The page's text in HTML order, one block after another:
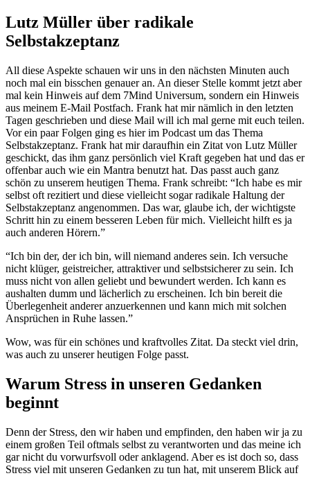
Lutz Müller über radikale
Selbstakzeptanz
All diese Aspekte schauen wir uns in den nächsten Minuten auch
noch mal ein bisschen genauer an. An dieser Stelle kommt jetzt aber
mal kein Hinweis auf dem 7Mind Universum, sondern ein Hinweis
aus meinem E-Mail Postfach. Frank hat mir nämlich in den letzten
Tagen geschrieben und diese Mail will ich mal gerne mit euch teilen.
Vor ein paar Folgen ging es hier im Podcast um das Thema
Selbstakzeptanz. Frank hat mir daraufhin ein Zitat von Lutz Müller
geschickt, das ihm ganz persönlich viel Kraft gegeben hat und das er
offenbar auch wie ein Mantra benutzt hat. Das passt auch ganz
schön zu unserem heutigen Thema. Frank schreibt: “Ich habe es mir
selbst oft rezitiert und diese vielleicht sogar radikale Haltung der
Selbstakzeptanz angenommen. Das war, glaube ich, der wichtigste
Schritt hin zu einem besseren Leben für mich. Vielleicht hilft es ja
auch anderen Hörern.”
“Ich bin der, der ich bin, will niemand anderes sein. Ich versuche
nicht klüger, geistreicher, attraktiver und selbstsicherer zu sein. Ich
muss nicht von allen geliebt und bewundert werden. Ich kann es
aushalten dumm und lächerlich zu erscheinen. Ich bin bereit die
Überlegenheit anderer anzuerkennen und kann mich mit solchen
Ansprüchen in Ruhe lassen.”
Wow, was für ein schönes und kraftvolles Zitat. Da steckt viel drin,
was auch zu unserer heutigen Folge passt.
Warum Stress in unseren Gedanken
beginnt
Denn der Stress, den wir haben und empfinden, den haben wir ja zu
einem großen Teil oftmals selbst zu verantworten und das meine ich
gar nicht du vorwurfsvoll oder anklagend. Aber es ist doch so, dass
Stress viel mit unseren Gedanken zu tun hat, mit unserem Blick auf